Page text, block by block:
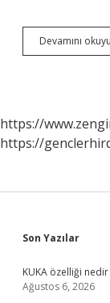
Devamını
https://
https://
Son Yazılar
KUKA özelliği nedir
Ağustos 6, 2026